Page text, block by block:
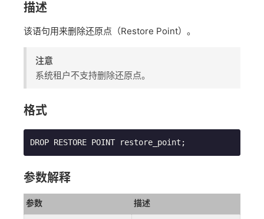
描述
该语句用来删除还原点（Restore Point）。
注意
系统租户不支持删除还原点。
格式
DROP RESTORE POINT restore_point;
参数解释
参数 描述